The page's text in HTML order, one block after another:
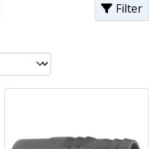
Filter